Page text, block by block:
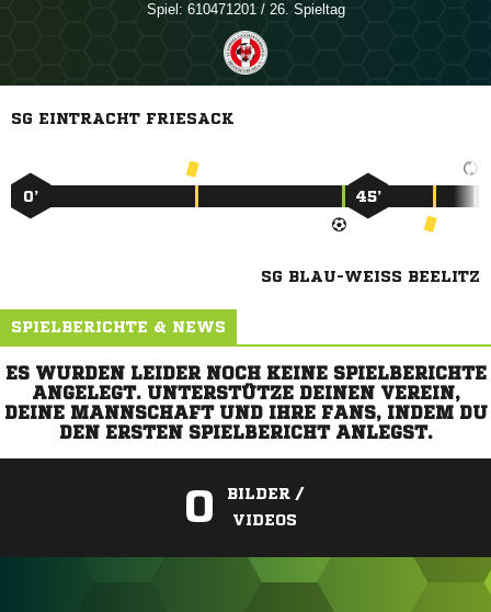
Spiel: 610471201 / 26. Spieltag
SG EINTRACHT FRIESACK
0’ 45’
SG BLAU-WEISS BEELITZ
SPIELBERICHTE & NEWS
ES WURDEN LEIDER NOCH KEINE SPIELBERICHTE
ANGELEGT. UNTERSTÜTZE DEINEN VEREIN,
DEINE MANNSCHAFT UND IHRE FANS, INDEM DU
DEN ERSTEN SPIELBERICHT ANLEGST.
0
BILDER /
VIDEOS